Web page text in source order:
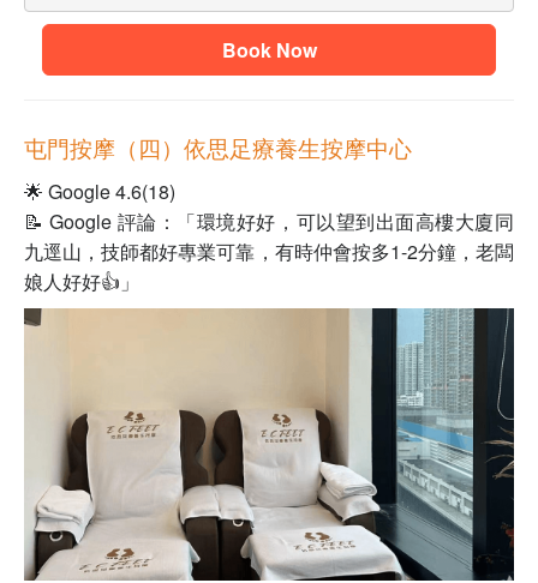
Book Now
屯門按摩（四） 依思足療養生按摩中心
🌟 Google 4.6(18)
📝 Google 評論：「環境好好，可以望到出面高樓大廈同
九逕山，技師都好專業可靠，有時仲會按多1-2分鐘，老闆
娘人好好👍」